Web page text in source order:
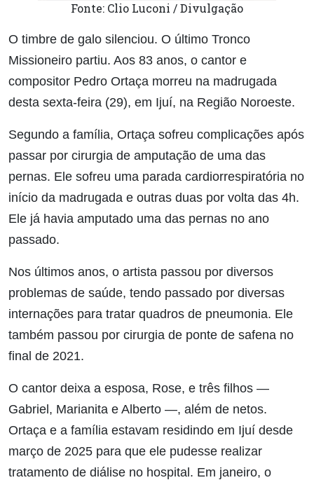
Fonte: Clio Luconi / Divulgação
O timbre de galo silenciou. O último Tronco
Missioneiro partiu. Aos 83 anos, o cantor e
compositor Pedro Ortaça morreu na madrugada
desta sexta-feira (29), em Ijuí, na Região Noroeste.
Segundo a família, Ortaça sofreu complicações após
passar por cirurgia de amputação de uma das
pernas. Ele sofreu uma parada cardiorrespiratória no
início da madrugada e outras duas por volta das 4h.
Ele já havia amputado uma das pernas no ano
passado.
Nos últimos anos, o artista passou por diversos
problemas de saúde, tendo passado por diversas
internações para tratar quadros de pneumonia. Ele
também passou por cirurgia de ponte de safena no
final de 2021.
O cantor deixa a esposa, Rose, e três filhos —
Gabriel, Marianita e Alberto —, além de netos.
Ortaça e a família estavam residindo em Ijuí desde
março de 2025 para que ele pudesse realizar
tratamento de diálise no hospital. Em janeiro, o